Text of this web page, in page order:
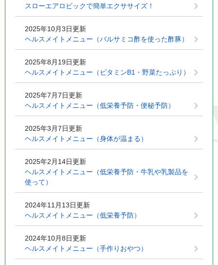
スローエアロビックで簡単エクササイズ！
2025年10月3日更新
ヘルスメイトメニュー（バルサミコ酢を使った酢豚）
2025年8月19日更新
ヘルスメイトメニュー（ビタミンB1・野菜たっぷり）
2025年7月7日更新
ヘルスメイトメニュー（低栄養予防・便秘予防）
2025年3月7日更新
ヘルスメイトメニュー（身体が温まる）
2025年2月14日更新
ヘルスメイトメニュー（低栄養予防・牛乳や乳製品を
使って）
2024年11月13日更新
ヘルスメイトメニュー（低栄養予防）
2024年10月8日更新
ヘルスメイトメニュー（手作りおやつ）